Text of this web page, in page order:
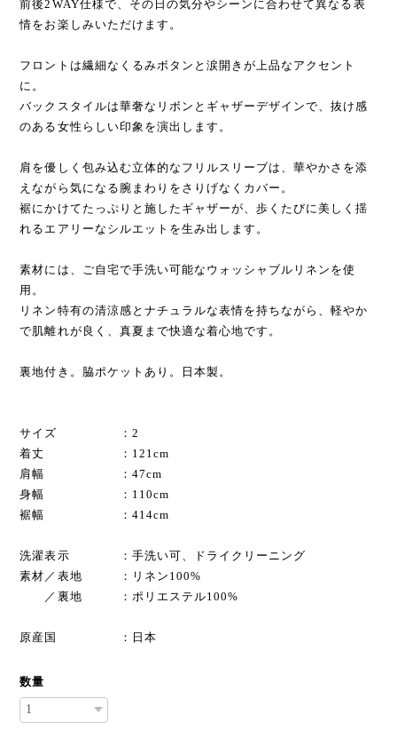
前後2WAY仕様で、その日の気分やシーンに合わせて異なる表
情をお楽しみいただけます。
フロントは繊細なくるみボタンと涙開きが上品なアクセント
に。
バックスタイルは華奢なリボンとギャザーデザインで、抜け感
のある女性らしい印象を演出します。
肩を優しく包み込む立体的なフリルスリーブは、華やかさを添
えながら気になる腕まわりをさりげなくカバー。
裾にかけてたっぷりと施したギャザーが、歩くたびに美しく揺
れるエアリーなシルエットを生み出します。
素材には、ご自宅で手洗い可能なウォッシャブルリネンを使
用。
リネン特有の清涼感とナチュラルな表情を持ちながら、軽やか
で肌離れが良く、真夏まで快適な着心地です。
裏地付き。脇ポケットあり。日本製。
サイズ ：2
着丈 ：121cm
肩幅 ：47cm
身幅 ：110cm
裾幅 ：414cm
洗濯表示 ：手洗い可、ドライクリーニング
素材／表地 ：リネン100%
／裏地 ：ポリエステル100%
原産国 ：日本
数量